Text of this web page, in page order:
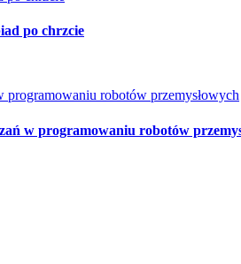
po chrzcie
w programowaniu robotów